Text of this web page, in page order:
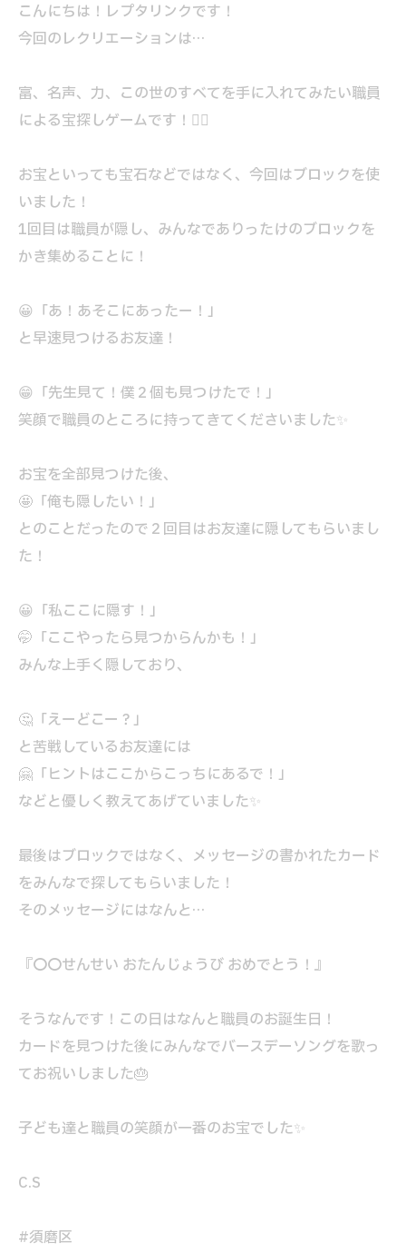
こんにちは！レプタリンクです！
今回のレクリエーションは…
富、名声、力、この世のすべてを手に入れてみたい職員
による宝探しゲームです！🏴‍☠️
お宝といっても宝石などではなく、今回はブロックを使
いました！
1回目は職員が隠し、みんなでありったけのブロックを
かき集めることに！
😀「あ！あそこにあったー！」
と早速見つけるお友達！
😁「先生見て！僕２個も見つけたで！」
笑顔で職員のところに持ってきてくださいました✨
お宝を全部見つけた後、
🤩「俺も隠したい！」
とのことだったので２回目はお友達に隠してもらいまし
た！
😀「私ここに隠す！」
🤭「ここやったら見つからんかも！」
みんな上手く隠しており、
🤔「えーどこー？」
と苦戦しているお友達には
🤗「ヒントはここからこっちにあるで！」
などと優しく教えてあげていました✨
最後はブロックではなく、メッセージの書かれたカード
をみんなで探してもらいました！
そのメッセージにはなんと…
『〇〇せんせい おたんじょうび おめでとう！』
そうなんです！この日はなんと職員のお誕生日！
カードを見つけた後にみんなでバースデーソングを歌っ
てお祝いしました🎂
子ども達と職員の笑顔が一番のお宝でした✨
C.S
#須磨区